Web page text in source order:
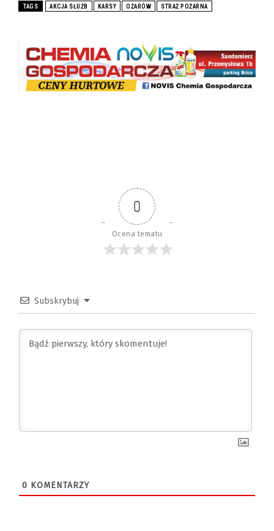
TAGS AKCJA SŁUŻB KARSY OŻARÓW STRAŻ POŻARNA
0
Ocena tematu
Subskrybuj
0 KOMENTARZY